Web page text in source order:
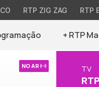
RTP ZIG ZAG RTP
+ RTP
NO AR TV